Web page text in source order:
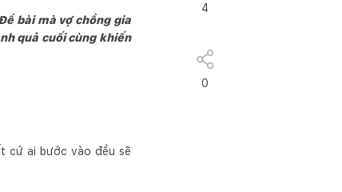
bài mà vợ chồng gia
quả cuối cùng khiến
cứ ai bước vào đều sẽ
4
0